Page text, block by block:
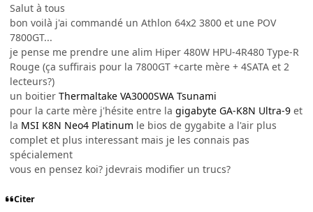
Salut à tous
bon voilà j'ai commandé un Athlon 64x2 3800 et une POV
7800GT...
je pense me prendre une alim Hiper 480W HPU-4R480 Type-R
Rouge (ça suffirais pour la 7800GT +carte mère + 4SATA et 2
lecteurs?)
un boitier Thermaltake VA3000SWA Tsunami
pour la carte mère j'hésite entre la gigabyte GA-K8N Ultra-9 et
la MSI K8N Neo4 Platinum le bios de gygabite a l'air plus
complet et plus interessant mais je les connais pas
spécialement
vous en pensez koi? jdevrais modifier un trucs?
Citer